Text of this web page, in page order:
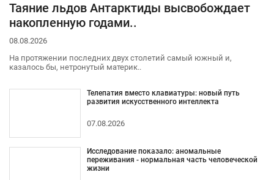
Таяние льдов Антарктиды высвобождает
накопленную годами..
08.08.2026
На протяжении последних двух столетий самый южный и,
казалось бы, нетронутый материк..
Телепатия вместо клавиатуры: новый путь
развития искусственного интеллекта
07.08.2026
Исследование показало: аномальные
переживания - нормальная часть человеческой
жизни